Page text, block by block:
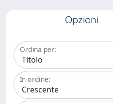
Opzioni
Ordina per:
In ordine: